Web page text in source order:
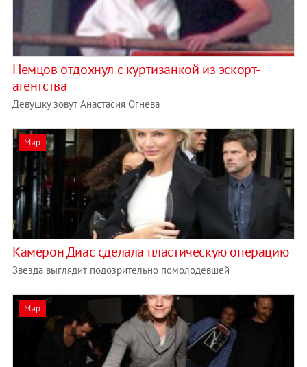
Немцов отдохнул с куртизанкой из эскорт-
агентства
Девушку зовут Анастасия Огнева
Мир
Камерон Диас сделала пластическую операцию
Звезда выглядит подозрительно помолодевшей
Мир